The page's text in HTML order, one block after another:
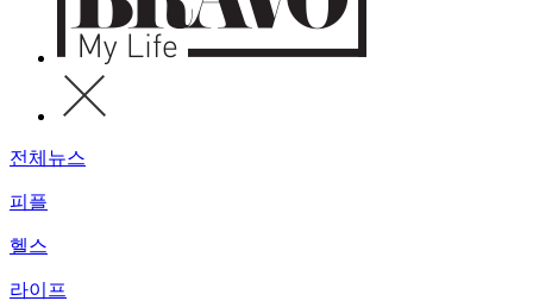
전체뉴스
피플
헬스
라이프